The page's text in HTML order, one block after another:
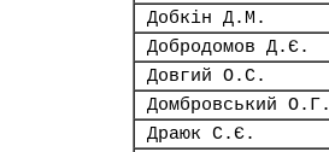
Добкін Д.М.
Добродомов Д.Є.
Довгий О.С.
Домбровський О.Г.
Драюк С.Є.